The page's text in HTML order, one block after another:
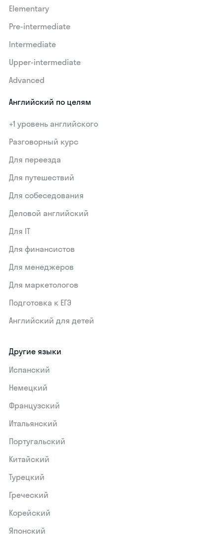
Elementary
Pre-intermediate
Intermediate
Upper-intermediate
Advanced
Английский по целям
+1 уровень английского
Разговорный курс
Для переезда
Для путешествий
Для собеседования
Деловой английский
Для IT
Для финансистов
Для менеджеров
Для маркетологов
Подготовка к ЕГЭ
Английский для детей
Другие языки
Испанский
Немецкий
Французский
Итальянский
Португальский
Китайский
Турецкий
Греческий
Корейский
Японский